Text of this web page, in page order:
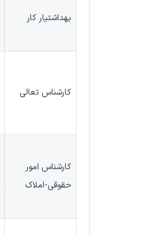
بهداشتیار کار
کارشناس تعالی
کارشناس امور
حقوقی-املاک